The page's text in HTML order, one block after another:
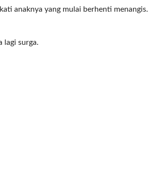
anaknya yang mulai berhenti menangis.
lagi surga.